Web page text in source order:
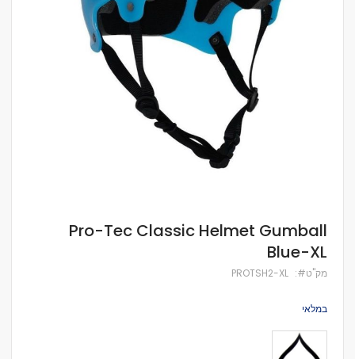
לדלג
להתחלה
של
תמונות
Pro-Tec Classic Helmet Gumball
Blue-XL
מק''ט PROTSH2-XL
במלאי